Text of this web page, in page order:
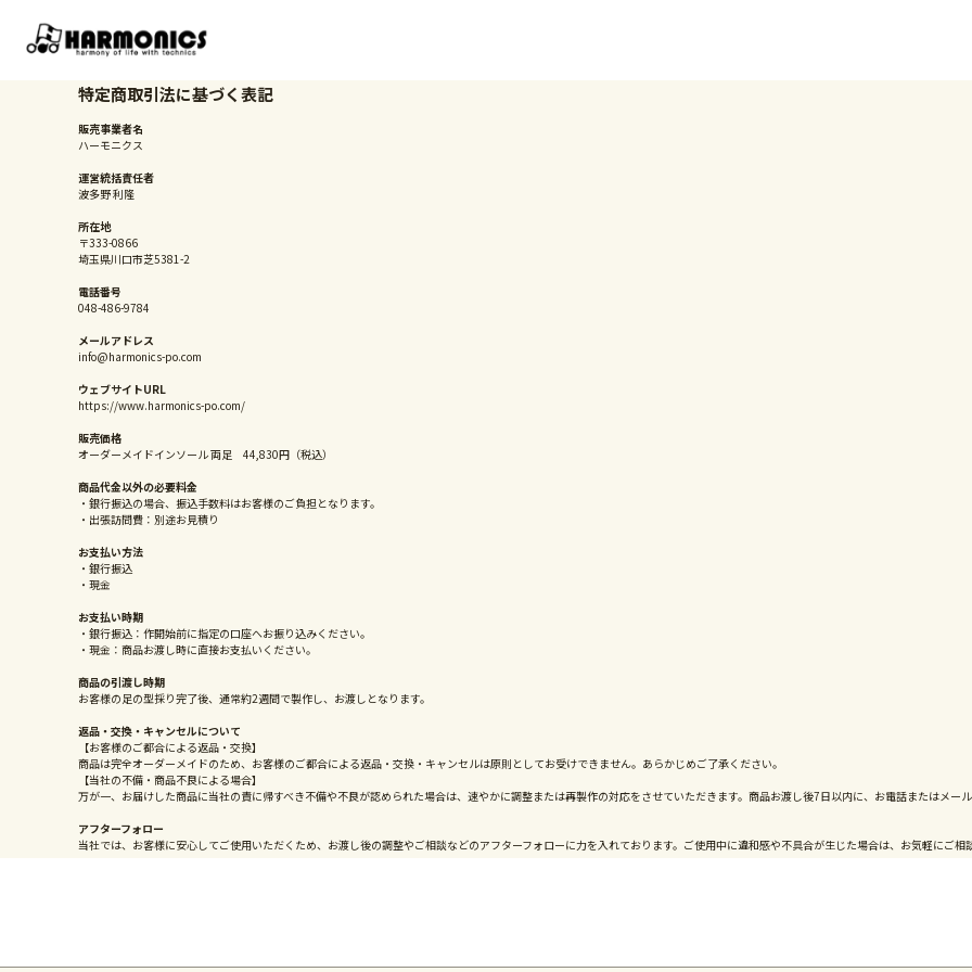
特定商取引法に基づく表記
販売事業者名
ハーモニクス
運営統括責任者
波多野 利隆
所在地
〒333-0866
埼玉県川口市芝5381-2
電話番号
048-486-9784
メールアドレス
info@harmonics-po.com
ウェブサイトURL
https://www.harmonics-po.com/
販売価格
オーダーメイドインソール 両足 44,830円（税込）
商品代金以外の必要料金
・銀行振込の場合、振込手数料はお客様のご負担となります。
・出張訪問費：別途お見積り
お支払い方法
・銀行振込
・現金
お支払い時期
・銀行振込：作開始前に指定の口座へお振り込みください。
・現金：商品お渡し時に直接お支払いください。
商品の引渡し時期
お客様の足の型採り完了後、通常約2週間で製作し、お渡しとなります。
返品・交換・キャンセルについて
【お客様のご都合による返品・交換】
商品は完全オーダーメイドのため、お客様のご都合による返品・交換・キャンセルは原則としてお受けできません。あらかじめご了承ください。
【当社の不備・商品不良による場合】
万が一、お届けした商品に当社の責に帰すべき不備や不良が認められた場合は、速やかに調整または再製作の対応をさせていただきます。商品お渡し後7日以内に、お電話またはメール
アフターフォロー
当社では、お客様に安心してご使用いただくため、お渡し後の調整やご相談などのアフターフォローに力を入れております。ご使用中に違和感や不具合が生じた場合は、お気軽にご相